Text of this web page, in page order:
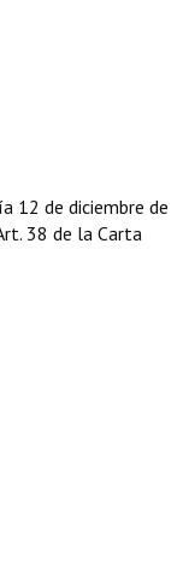
12 de diciembre de
38 de la Carta